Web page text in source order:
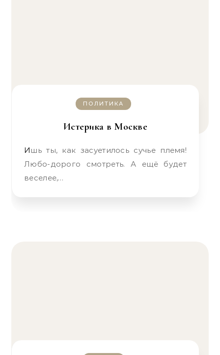
ПОЛИТИКА
Истерика в Москве
Ишь ты, как засуетилось сучье племя!
Любо-дорого смотреть. А ещё будет
веселее,…